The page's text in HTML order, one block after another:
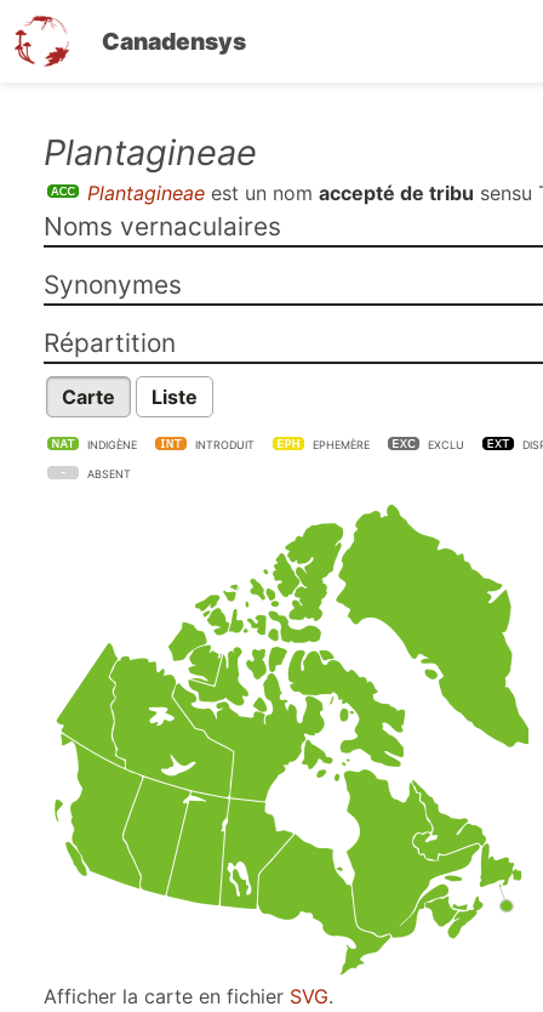
Canadensys
contenu
principal
Plantagineae
Plantagineae est un nom accepté de tribu sensu
Noms vernaculaires
Synonymes
Répartition
Carte Liste
INDIGÈNE INTRODUIT EPHEMÈRE EXCLU
ABSENT
Afficher la carte en fichier SVG.